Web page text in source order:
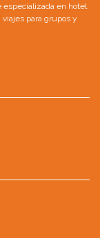
especializada en hotel
viajes para grupos y